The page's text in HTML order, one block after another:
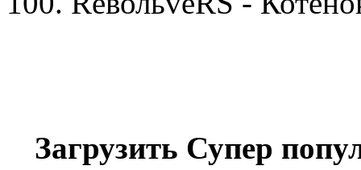
Загрузить Супер